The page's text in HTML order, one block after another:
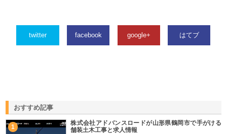
twitter facebook google+ はてブ
おすすめ記事
1
株式会社アドバンスロードが山形県鶴岡市で手がける
舗装土木工事と求人情報